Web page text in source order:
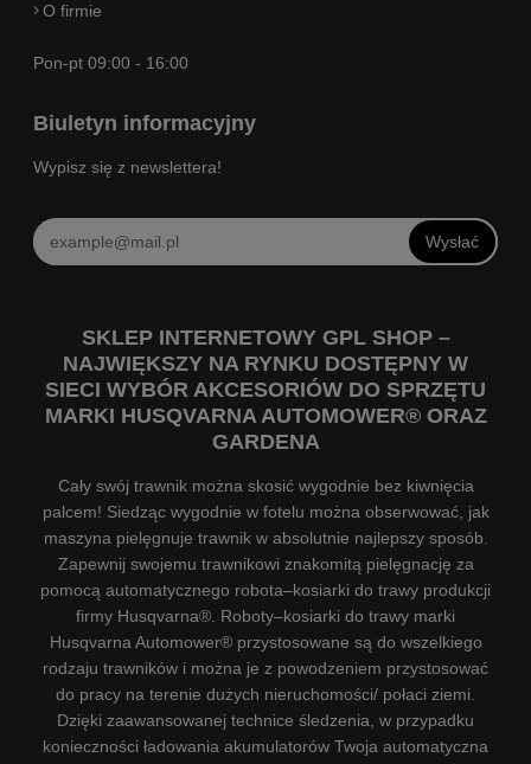
O firmie
Pon-pt 09:00 - 16:00
Biuletyn informacyjny
Wypisz się z newslettera!
Wysłać
SKLEP INTERNETOWY GPL SHOP –
NAJWIĘKSZY NA RYNKU DOSTĘPNY W
SIECI WYBÓR AKCESORIÓW DO SPRZĘTU
MARKI HUSQVARNA AUTOMOWER® ORAZ
GARDENA
Cały swój trawnik można skosić wygodnie bez kiwnięcia
palcem! Siedząc wygodnie w fotelu można obserwować, jak
maszyna pielęgnuje trawnik w absolutnie najlepszy sposób.
Zapewnij swojemu trawnikowi znakomitą pielęgnację za
pomocą automatycznego robota–kosiarki do trawy produkcji
firmy Husqvarna®. Roboty–kosiarki do trawy marki
Husqvarna Automower® przystosowane są do wszelkiego
rodzaju trawników i można je z powodzeniem przystosować
do pracy na terenie dużych nieruchomości/ połaci ziemi.
Dzięki zaawansowanej technice śledzenia, w przypadku
konieczności ładowania akumulatorów Twoja automatyczna